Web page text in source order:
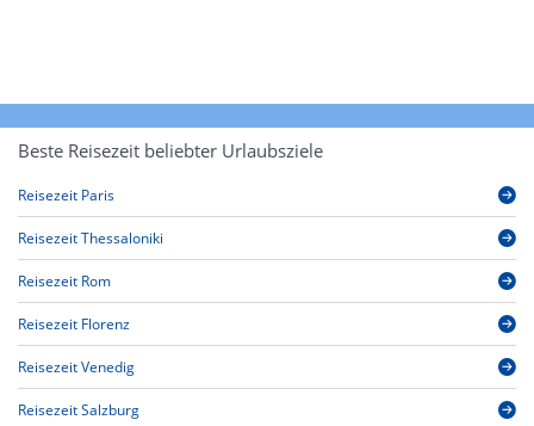
Beste Reisezeit beliebter Urlaubsziele
Reisezeit Paris
Reisezeit Thessaloniki
Reisezeit Rom
Reisezeit Florenz
Reisezeit Venedig
Reisezeit Salzburg